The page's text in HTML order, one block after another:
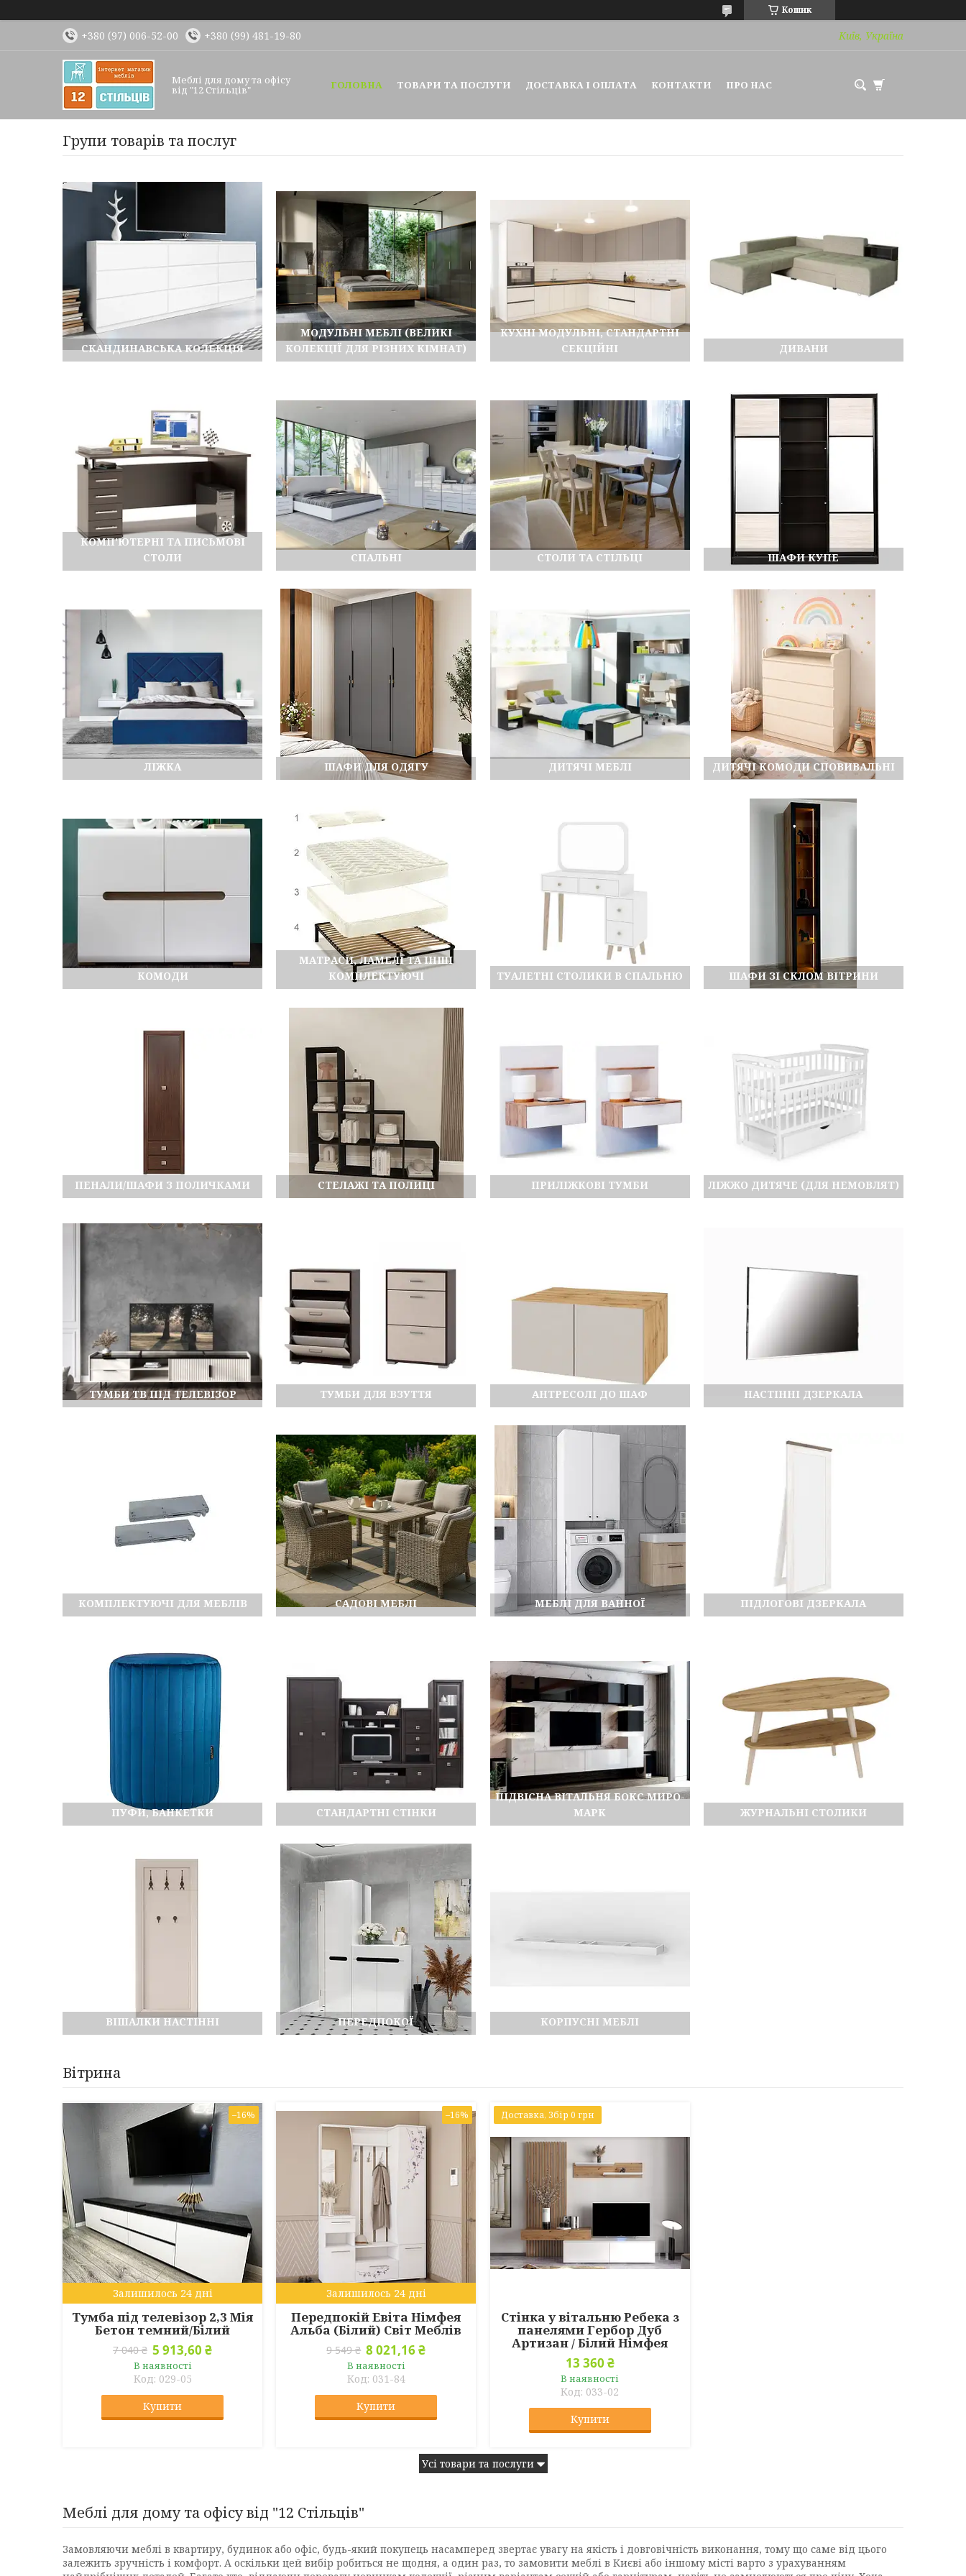
Кошик
+380 (97) 006-52-00 +380 (99) 481-19-80 Київ, Україна
Меблі для дому та офісу
від "12 Стільців" ГОЛОВНА ТОВАРИ ТА ПОСЛУГИ ДОСТАВКА І ОПЛАТА КОНТАКТИ ПРО НАС
Групи товарів та послуг
СКАНДИНАВСЬКА КОЛЕКЦІЯ
МОДУЛЬНІ МЕБЛІ (ВЕЛИКІ
КОЛЕКЦІЇ ДЛЯ РІЗНИХ КІМНАТ)
КУХНІ МОДУЛЬНІ, СТАНДАРТНІ
СЕКЦІЙНІ
ДИВАНИ
КОМП'ЮТЕРНІ ТА ПИСЬМОВІ
СТОЛИ
СПАЛЬНІ СТОЛИ ТА СТІЛЬЦІ ШАФИ КУПЕ
ЛІЖКА ШАФИ ДЛЯ ОДЯГУ ДИТЯЧІ МЕБЛІ ДИТЯЧІ КОМОДИ СПОВИВАЛЬНІ
КОМОДИ
МАТРАСИ, ЛАМЕЛІ ТА ІНШІ
КОМПЛЕКТУЮЧІ
ТУАЛЕТНІ СТОЛИКИ В СПАЛЬНЮ ШАФИ ЗІ СКЛОМ ВІТРИНИ
ПЕНАЛИ/ШАФИ З ПОЛИЧКАМИ СТЕЛАЖІ ТА ПОЛИЦІ ПРИЛІЖКОВІ ТУМБИ ЛІЖЖО ДИТЯЧЕ (ДЛЯ НЕМОВЛЯТ)
ТУМБИ ТВ ПІД ТЕЛЕВІЗОР ТУМБИ ДЛЯ ВЗУТТЯ АНТРЕСОЛІ ДО ШАФ НАСТІННІ ДЗЕРКАЛА
КОМПЛЕКТУЮЧІ ДЛЯ МЕБЛІВ САДОВІ МЕБЛІ МЕБЛІ ДЛЯ ВАННОЇ ПІДЛОГОВІ ДЗЕРКАЛА
ПУФИ, БАНКЕТКИ СТАНДАРТНІ СТІНКИ
ПІДВІСНА ВІТАЛЬНЯ БОКС МИРО-
МАРК
ЖУРНАЛЬНІ СТОЛИКИ
ВІШАЛКИ НАСТІННІ ПЕРЕДПОКОЇ КОРПУСНІ МЕБЛІ
Вітрина
–16%
Залишилось 24 дні
Тумба під телевізор 2,3 Мія
Бетон темний/Білий
7 040 ₴ 5 913,60 ₴
В наявності
029-05
Купити
–16%
Залишилось 24 дні
Передпокій Евіта Німфея
Альба (Білий) Світ Меблів
9 549 ₴ 8 021,16 ₴
В наявності
031-84
Купити
Доставка, Збір 0 грн
Стінка у вітальню Ребека з
панелями Гербор Дуб
Артизан / Білий Німфея
13 360 ₴
В наявності
033-02
Купити
Усі товари та послуги
Меблі для дому та офісу від "12 Стільців"
Замовляючи меблі в квартиру, будинок або офіс, будь-який покупець насамперед звертає увагу на якість і довговічність виконання, тому що саме від цього
залежить зручність і комфорт. А оскільки цей вибір робиться не щодня, а один раз, то замовити меблі в Києві або іншому місті варто з урахуванням